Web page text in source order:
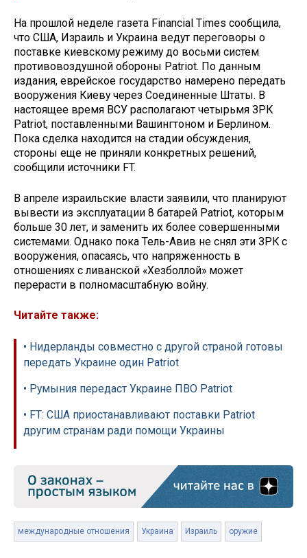
На прошлой неделе газета Financial Times сообщила,
что США, Израиль и Украина ведут переговоры о
поставке киевскому режиму до восьми систем
противовоздушной обороны Patriot. По данным
издания, еврейское государство намерено передать
вооружения Киеву через Соединенные Штаты. В
настоящее время ВСУ располагают четырьмя ЗРК
Patriot, поставленными Вашингтоном и Берлином.
Пока сделка находится на стадии обсуждения,
стороны еще не приняли конкретных решений,
сообщили источники FT.
В апреле израильские власти заявили, что планируют
вывести из эксплуатации 8 батарей Patriot, которым
больше 30 лет, и заменить их более совершенными
системами. Однако пока Тель-Авив не снял эти ЗРК с
вооружения, опасаясь, что напряженность в
отношениях с ливанской «Хезболлой» может
перерасти в полномасштабную войну.
Читайте также:
• Нидерланды совместно с другой страной готовы
передать Украине один Patriot
• Румыния передаст Украине ПВО Patriot
• FT: США приостанавливают поставки Patriot
другим странам ради помощи Украины
международные отношения Украина Израиль оружие